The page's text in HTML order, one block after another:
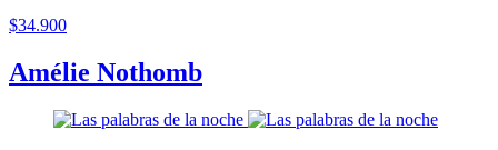
$34.900
Amélie Nothomb